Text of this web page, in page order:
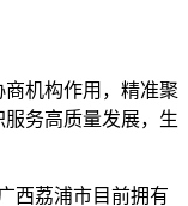
机构作用，精准聚
务高质量发展，生
荔浦市目前拥有